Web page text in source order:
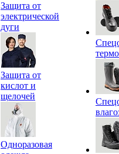
Защита от
электрической
дуги
Защита от
кислот и
щелочей
Одноразовая